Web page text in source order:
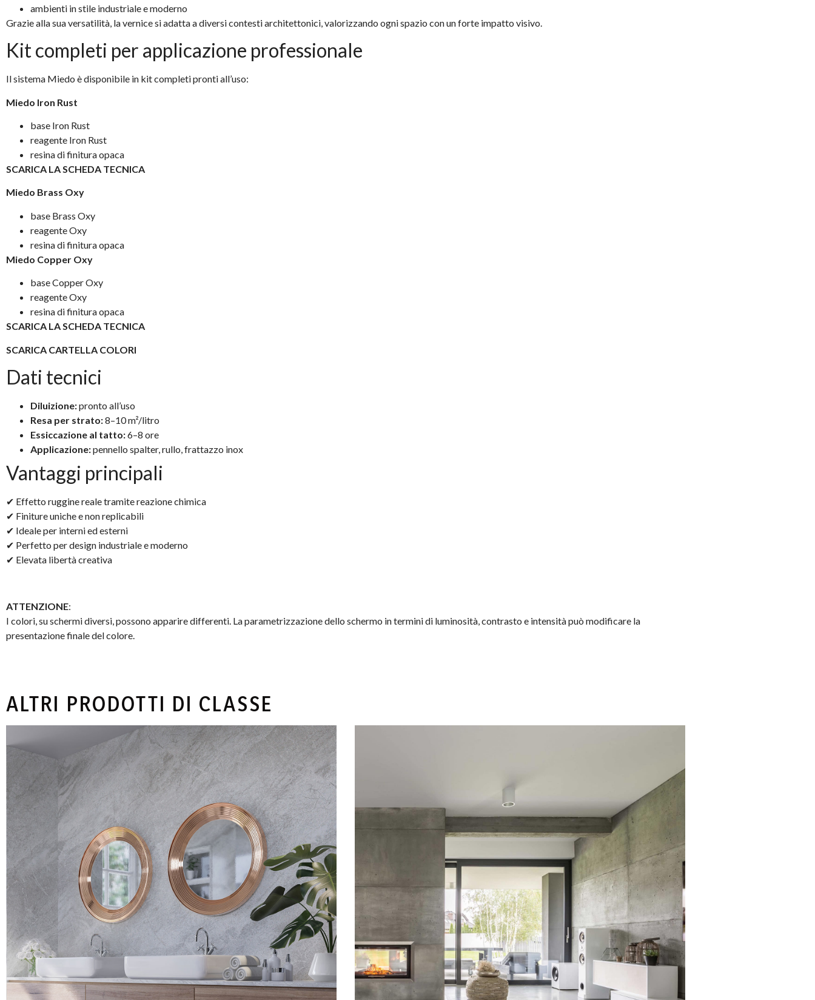
ambienti in stile industriale e moderno
Grazie alla sua versatilità, la vernice si adatta a diversi contesti architettonici, valorizzando ogni spazio con un forte impatto visivo.
Kit completi per applicazione professionale
Il sistema Miedo è disponibile in kit completi pronti all’uso:
Miedo Iron Rust
base Iron Rust
reagente Iron Rust
resina di finitura opaca
SCARICA LA SCHEDA TECNICA
Miedo Brass Oxy
base Brass Oxy
reagente Oxy
resina di finitura opaca
Miedo Copper Oxy
base Copper Oxy
reagente Oxy
resina di finitura opaca
SCARICA LA SCHEDA TECNICA
SCARICA CARTELLA COLORI
Dati tecnici
Diluizione:pronto all’uso
Resa per strato:8–10 m²/litro
Essiccazione al tatto:6–8 ore
Applicazione:pennello spalter, rullo, frattazzo inox
Vantaggi principali
✔ Effetto ruggine reale tramite reazione chimica
✔ Finiture uniche e non replicabili
✔ Ideale per interni ed esterni
✔ Perfetto per design industriale e moderno
✔ Elevata libertà creativa
ATTENZIONE:
I colori, su schermi diversi, possono apparire differenti. La parametrizzazione dello schermo in termini di luminosità, contrasto e intensità può modificare la
presentazione finale del colore.
ALTRI PRODOTTI DI CLASSE